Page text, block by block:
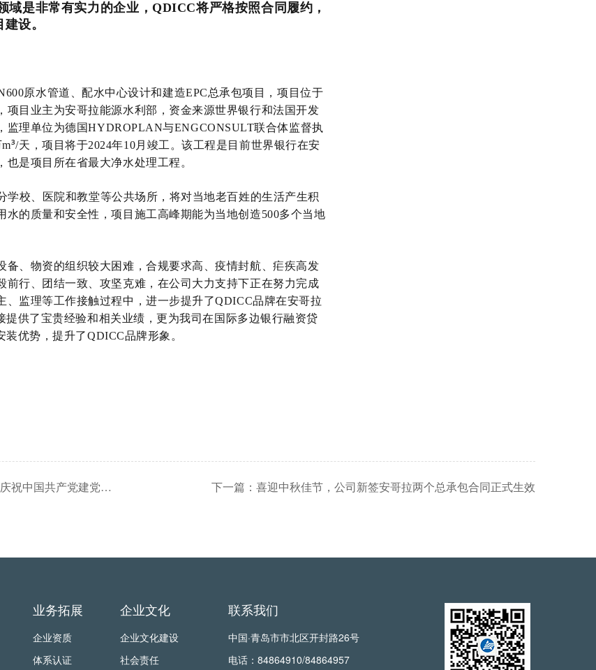
是非常有实力的企业，QDICC将严格按照合同履约，
设。
原水管道、配水中心设计和建造EPC总承包项目，项目位于
目业主为安哥拉能源水利部，资金来源世界银行和法国开发
监理单位为德国HYDROPLAN与ENGCONSULT联合体监督执
m³/天，项目将于2024年10月竣工。该工程是目前世界银行在安
是项目所在省最大净水处理工程。
学校、医院和教堂等公共场所，将对当地老百姓的生活产生积
的质量和安全性，项目施工高峰期能为当地创造500多个当地
、物资的组织较大困难，合规要求高、疫情封航、疟疾高发
行、团结一致、攻坚克难，在公司大力支持下正在努力完成
、监理等工作接触过程中，进一步提升了QDICC品牌在安哥拉
提供了宝贵经验和相关业绩，更为我司在国际多边银行融资贷
装优势，提升了QDICC品牌形象。
上一篇：党徽闪耀做先锋 保驾护航谋发展---公司党委召开庆祝中国共产党建党103周年暨“七一”表彰大会 下一篇：喜迎中秋佳节，公司新签安哥拉两个总承包合同正式生效
业务拓展
企业资质
体系认证
企业文化
企业文化建设
社会责任
联系我们
中国·青岛市市北区开封路26号
电话：84864910/84864957